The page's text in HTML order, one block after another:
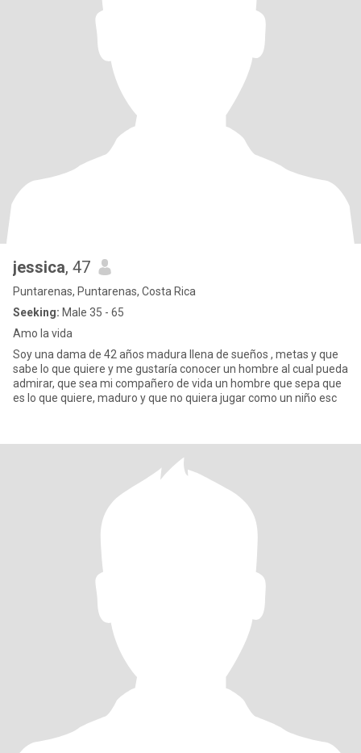
jessica, 47
Puntarenas, Puntarenas, Costa Rica
Seeking: Male 35 - 65
Amo la vida
Soy una dama de 42 años madura llena de sueños , metas y que
sabe lo que quiere y me gustaría conocer un hombre al cual pueda
admirar, que sea mi compañero de vida un hombre que sepa que
es lo que quiere, maduro y que no quiera jugar como un niño esc